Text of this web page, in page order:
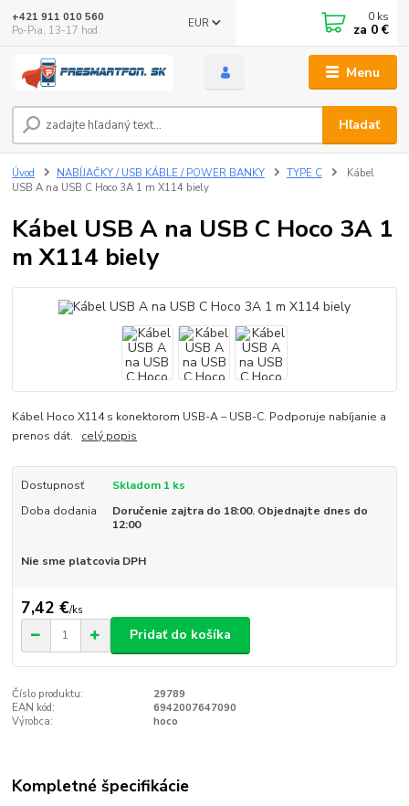
Menu
EUR
Hľadať
+421 911 010 560
Po-Pia, 13-17 hod.
0 ks
za 0 €
Úvod NABÍJAČKY / USB KÁBLE / POWER BANKY TYPE C
Kábel
USB A na USB C Hoco 3A 1 m X114 biely
Kábel USB A na USB C Hoco 3A 1
m X114 biely
Kábel Hoco X114 s konektorom USB-A – USB-C. Podporuje nabíjanie a
prenos dát. celý popis
Dostupnosť
Skladom 1 ks
Doba dodania
Doručenie zajtra do 18:00. Objednajte dnes do
12:00
Nie sme platcovia DPH
7,42 €/ks
Pridať do košíka
Číslo produktu:
29789
EAN kód:
6942007647090
Výrobca:
hoco
Kompletné špecifikácie